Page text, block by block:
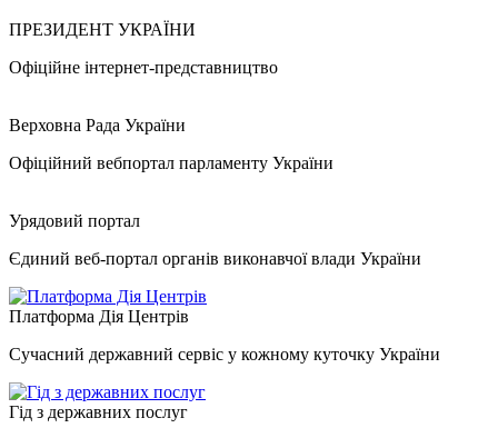
ПРЕЗИДЕНТ УКРАЇНИ
Офіційне інтернет-представництво
Верховна Рада України
Офіційний вебпортал парламенту України
Урядовий портал
Єдиний веб-портал органів виконавчої влади України
Платформа Дія Центрів
Сучасний державний сервіс у кожному куточку України
Гід з державних послуг